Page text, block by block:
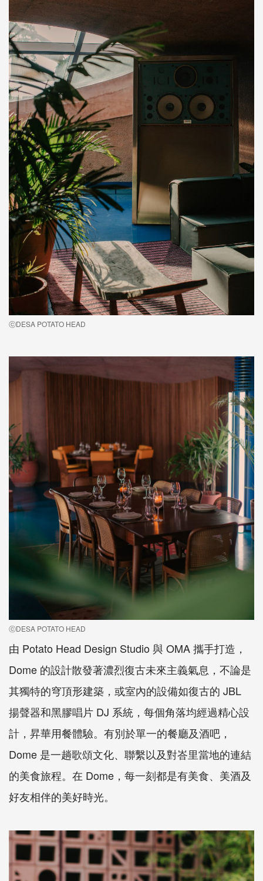
ⓒDESA POTATO HEAD
ⓒDESA POTATO HEAD
由 Potato Head Design Studio 與 OMA 攜手打造，
Dome 的設計散發著濃烈復古未來主義氣息，不論是
其獨特的穹頂形建築，或室內的設備如復古的 JBL
揚聲器和黑膠唱片 DJ 系統，每個角落均經過精心設
計，昇華用餐體驗。有別於單一的餐廳及酒吧，
Dome 是一趟歌頌文化、聯繫以及對峇里當地的連結
的美食旅程。在 Dome，每一刻都是有美食、美酒及
好友相伴的美好時光。